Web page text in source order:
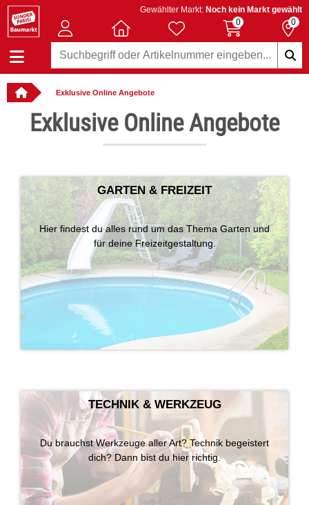
Gewählter Markt: Noch kein Markt gewählt
0
0
Exklusive Online Angebote
Exklusive Online Angebote
GARTEN & FREIZEIT
Hier findest du alles rund um das Thema Garten und
für deine Freizeitgestaltung.
TECHNIK & WERKZEUG
Du brauchst Werkzeuge aller Art? Technik begeistert
dich? Dann bist du hier richtig.